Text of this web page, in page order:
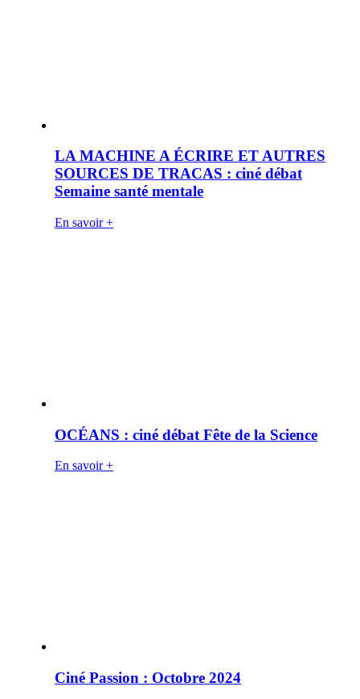
LA MACHINE A ÉCRIRE ET AUTRES
SOURCES DE TRACAS : ciné débat
Semaine santé mentale
En savoir +
OCÉANS : ciné débat Fête de la Science
En savoir +
Ciné Passion : Octobre 2024